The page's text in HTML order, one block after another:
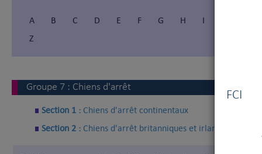
FCI
A B C D E F G H I
Z
Groupe 7 : Chiens d'arrêt
Section 1 : Chiens d'arrêt continentaux
Section 2 : Chiens d'arrêt britanniques et irlandais